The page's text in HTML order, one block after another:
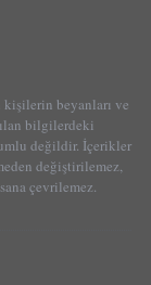
beyanları ve
bilgilerdeki
değildir. İçerikler
değiştirilemez,
çevrilemez.